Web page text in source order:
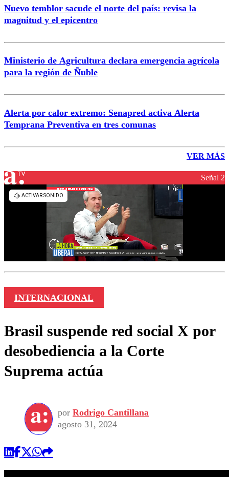
Nuevo temblor sacude el norte del país: revisa la
magnitud y el epicentro
Ministerio de Agricultura declara emergencia agrícola
para la región de Ñuble
Alerta por calor extremo: Senapred activa Alerta
Temprana Preventiva en tres comunas
VER MÁS
Señal 2
INTERNACIONAL
Brasil suspende red social X por
desobediencia a la Corte
Suprema actúa
por Rodrigo Cantillana
agosto 31, 2024